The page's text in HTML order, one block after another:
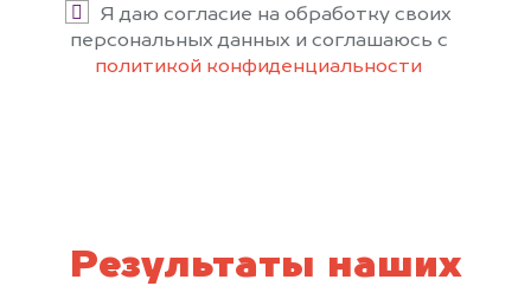
Я даю согласие на обработку своих
персональных данных и соглашаюсь с
политикой конфиденциальности
Результаты наших